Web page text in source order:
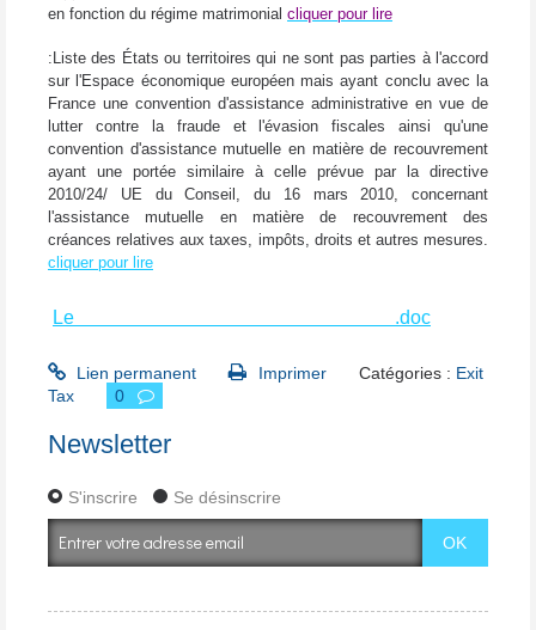
en fonction du régime matrimonial cliquer pour lire
:Liste des États ou territoires qui ne sont pas parties à l'accord
sur l'Espace économique européen mais ayant conclu avec la
France une convention d'assistance administrative en vue de
lutter contre la fraude et l'évasion fiscales ainsi qu'une
convention d'assistance mutuelle en matière de recouvrement
ayant une portée similaire à celle prévue par la directive
2010/24/ UE du Conseil, du 16 mars 2010, concernant
l'assistance mutuelle en matière de recouvrement des
créances relatives aux taxes, impôts, droits et autres mesures.
cliquer pour lire
Le .doc
Lien permanent Imprimer Catégories : Exit
Tax
0
Newsletter
S'inscrire Se désinscrire